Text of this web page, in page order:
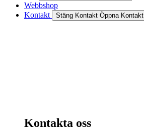
Webbshop
Kontakt
Stäng Kontakt Öppna Kontakt
Kontakta oss